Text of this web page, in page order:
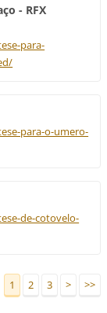
- RFX
para-
para-o-umero-
de-cotovelo-
1 2 3 > >>